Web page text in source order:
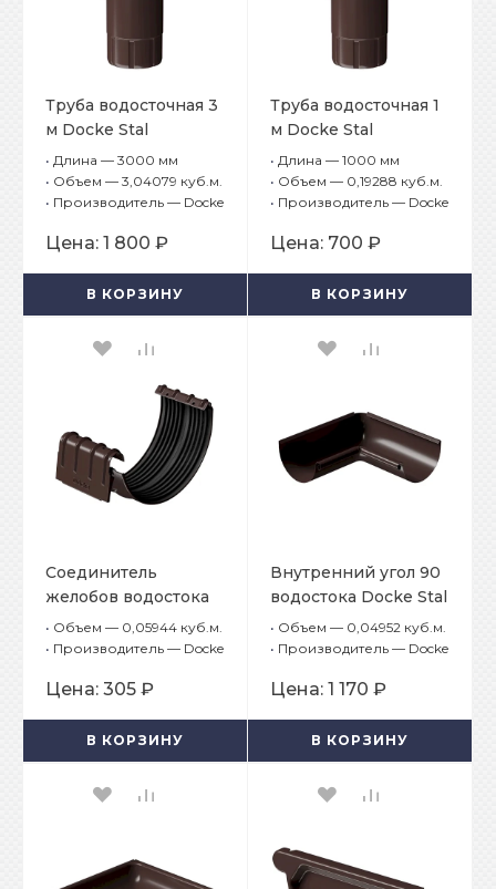
Труба водосточная 3
м Docke Stal
Premium Шоколад
RAL 8019
• Длина — 3000 мм
• Объем — 3,04079 куб.м.
• Производитель — Docke
Цена: 1 800 ₽
В КОРЗИНУ
Труба водосточная 1
м Docke Stal
Premium Шоколад
RAL 8019
• Длина — 1000 мм
• Объем — 0,19288 куб.м.
• Производитель — Docke
Цена: 700 ₽
В КОРЗИНУ
Соединитель
желобов водостока
Docke Stal Premium
Шоколад RAL 8019
• Объем — 0,05944 куб.м.
• Производитель — Docke
Цена: 305 ₽
В КОРЗИНУ
Внутренний угол 90
водостока Docke Stal
Premium Шоколад
RAL 8019
• Объем — 0,04952 куб.м.
• Производитель — Docke
Цена: 1 170 ₽
В КОРЗИНУ